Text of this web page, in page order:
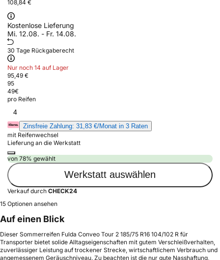
108,84 €
Kostenlose Lieferung
Mi. 12.08. - Fr. 14.08.
30 Tage Rückgaberecht
Nur noch 14 auf Lager
95,49 €
95
49€
pro Reifen
4
Zinsfreie Zahlung: 31,83 €/Monat in 3 Raten
mit Reifenwechsel
Lieferung an die Werkstatt
von 78% gewählt
Werkstatt auswählen
Verkauf durch CHECK24
15 Optionen ansehen
Auf einen Blick
Dieser Sommerreifen Fulda Conveo Tour 2 185/75 R16 104/102 R für
Transporter bietet solide Alltagseigenschaften mit gutem Verschleißverhalten,
zuverlässiger Leistung auf trockener Strecke, wirtschaftlichem Verbrauch und
angemessenem Geräuschniveau. Zu beachten ist die nur gute Nasshaftung,